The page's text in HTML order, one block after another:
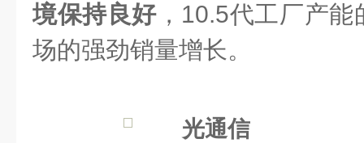
境保持良好，10.5代工厂产能
场的强劲销量增长。
光通信